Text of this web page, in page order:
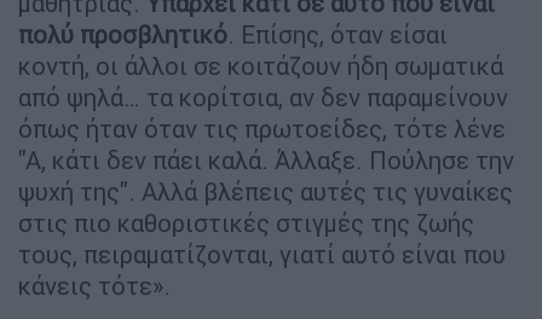
πολύ προσβλητικό. Επίσης, όταν είσαι
κοντή, οι άλλοι σε κοιτάζουν ήδη σωματικά
από ψηλά… τα κορίτσια, αν δεν παραμείνουν
όπως ήταν όταν τις πρωτοείδες, τότε λένε
''Α, κάτι δεν πάει καλά. Άλλαξε. Πούλησε την
ψυχή της''. Αλλά βλέπεις αυτές τις γυναίκες
στις πιο καθοριστικές στιγμές της ζωής
τους, πειραματίζονται, γιατί αυτό είναι που
κάνεις τότε».